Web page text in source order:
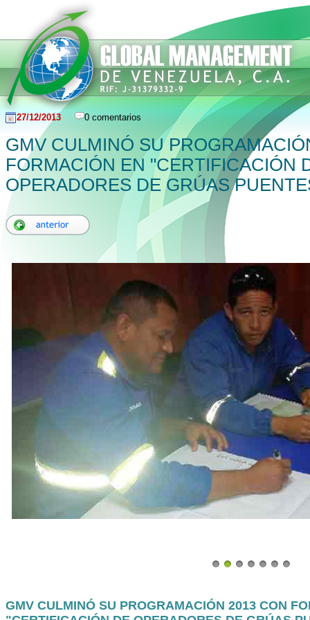
27/12/2013 0 comentarios
GMV CULMINÓ SU
FORMACIÓN EN "CERTIFICACIÓN
OPERADORES DE GRÚAS
GMV CULMINÓ SU PROGRAMACIÓN 2013 CON